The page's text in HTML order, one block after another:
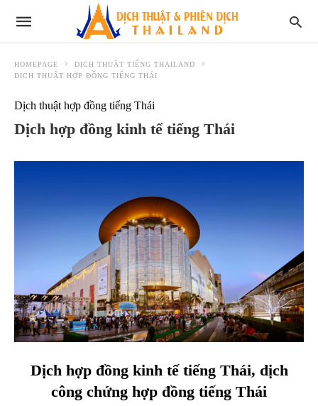
HOMEPAGE
DỊCH THUẬT TIẾNG THAILAND
DỊCH THUẬT HỢP ĐỒNG TIẾNG THÁI
Dịch thuật hợp đồng tiếng Thái
Dịch hợp đồng kinh tế tiếng Thái
Dịch hợp đồng kinh tế tiếng Thái, dịch
công chứng hợp đồng tiếng Thái